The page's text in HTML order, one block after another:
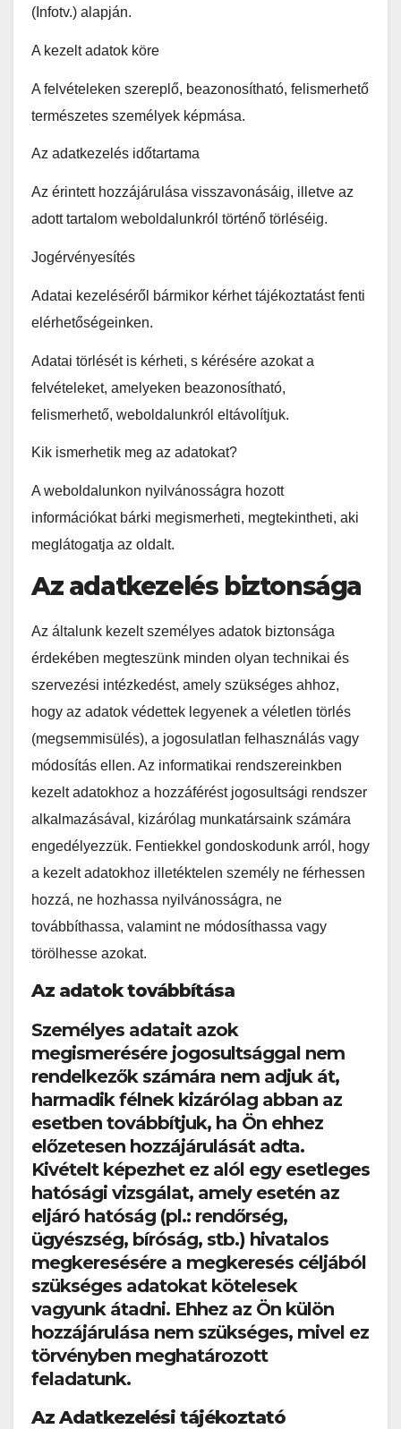
(Infotv.) alapján.
A kezelt adatok köre
A felvételeken szereplő, beazonosítható, felismerhető
természetes személyek képmása.
Az adatkezelés időtartama
Az érintett hozzájárulása visszavonásáig, illetve az
adott tartalom weboldalunkról történő törléséig.
Jogérvényesítés
Adatai kezeléséről bármikor kérhet tájékoztatást fenti
elérhetőségeinken.
Adatai törlését is kérheti, s kérésére azokat a
felvételeket, amelyeken beazonosítható,
felismerhető, weboldalunkról eltávolítjuk.
Kik ismerhetik meg az adatokat?
A weboldalunkon nyilvánosságra hozott
információkat bárki megismerheti, megtekintheti, aki
meglátogatja az oldalt.
Az adatkezelés biztonsága
Az általunk kezelt személyes adatok biztonsága
érdekében megteszünk minden olyan technikai és
szervezési intézkedést, amely szükséges ahhoz,
hogy az adatok védettek legyenek a véletlen törlés
(megsemmisülés), a jogosulatlan felhasználás vagy
módosítás ellen. Az informatikai rendszereinkben
kezelt adatokhoz a hozzáférést jogosultsági rendszer
alkalmazásával, kizárólag munkatársaink számára
engedélyezzük. Fentiekkel gondoskodunk arról, hogy
a kezelt adatokhoz illetéktelen személy ne férhessen
hozzá, ne hozhassa nyilvánosságra, ne
továbbíthassa, valamint ne módosíthassa vagy
törölhesse azokat.
Az adatok továbbítása
Személyes adatait azok
megismerésére jogosultsággal nem
rendelkezők számára nem adjuk át,
harmadik félnek kizárólag abban az
esetben továbbítjuk, ha Ön ehhez
előzetesen hozzájárulását adta.
Kivételt képezhet ez alól egy esetleges
hatósági vizsgálat, amely esetén az
eljáró hatóság (pl.: rendőrség,
ügyészség, bíróság, stb.) hivatalos
megkeresésére a megkeresés céljából
szükséges adatokat kötelesek
vagyunk átadni. Ehhez az Ön külön
hozzájárulása nem szükséges, mivel ez
törvényben meghatározott
feladatunk.
Az Adatkezelési tájékoztató